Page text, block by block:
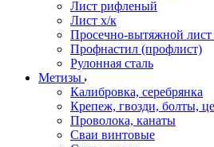
Лист рифленый
Лист х/к
Просечно-вытяжной
Профнастил (профлист)
Рулонная сталь
Метизы
Калибровка, серебрянка
Крепеж, гвозди, болты,
Проволока, канаты
Сваи винтовые